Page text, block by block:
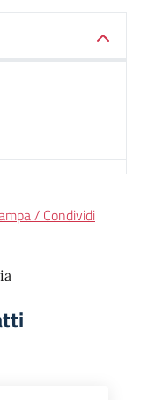
/ Condividi